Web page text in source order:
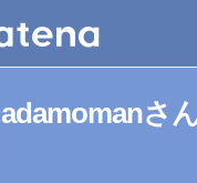
adamomanさ